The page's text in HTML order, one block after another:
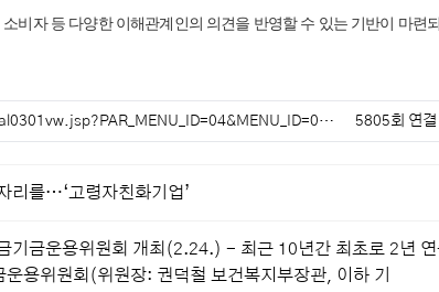
비자 등 다양한 이해관계인의 의견을 반영할 수 있는 기반이 마련
5805회 연결
리를…‘고령자친화기업’
기금운용위원회 개최(2.24.) - 최근 10년간 최초로 2년 연
용위원회(위원장: 권덕철 보건복지부장관, 이하 기